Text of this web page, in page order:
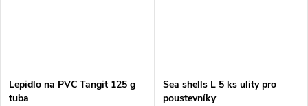
Lepidlo na PVC Tangit 125 g
tuba
Sea shells L 5 ks ulity pro
poustevníky